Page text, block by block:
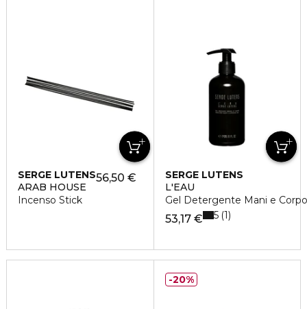
SERGE LUTENS
ARAB HOUSE
Incenso Stick
56,50 €
SERGE LUTENS
L'EAU
Gel Detergente Mani e Corpo
53,17 € 5 1
20%